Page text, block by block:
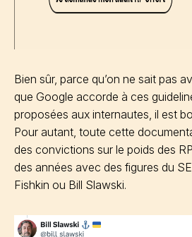
Bien sûr, parce qu’on ne sait pas
que Google accorde à ces
proposées aux internautes, il est
Pour autant, toute cette
des convictions sur le poids des
des années avec des figures du
Fishkin ou Bill Slawski.